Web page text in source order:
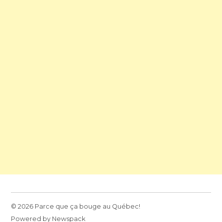
© 2026 Parce que ça bouge au Québec!
Powered by Newspack